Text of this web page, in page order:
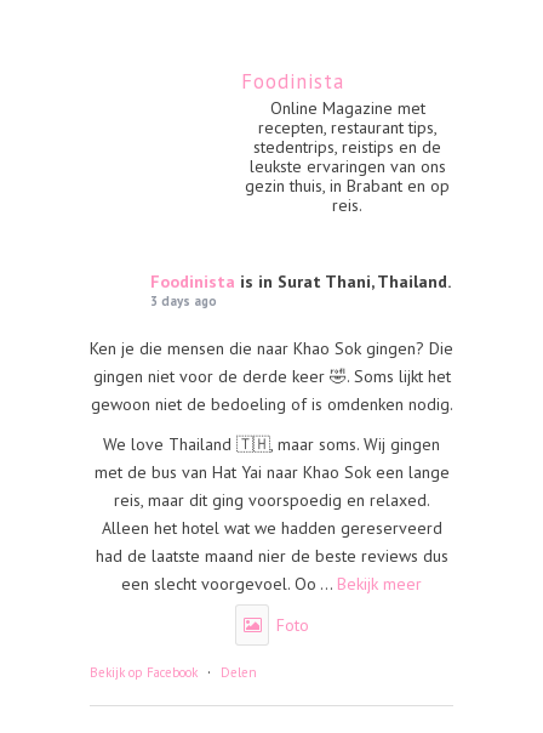
Foodinista
Online Magazine met
recepten, restaurant tips,
stedentrips, reistips en de
leukste ervaringen van ons
gezin thuis, in Brabant en op
reis.
Foodinista is in Surat Thani, Thailand.
3 days ago
Ken je die mensen die naar Khao Sok gingen? Die
gingen niet voor de derde keer 🤣. Soms lijkt het
gewoon niet de bedoeling of is omdenken nodig.
We love Thailand 🇹🇭, maar soms. Wij gingen
met de bus van Hat Yai naar Khao Sok een lange
reis, maar dit ging voorspoedig en relaxed.
Alleen het hotel wat we hadden gereserveerd
had de laatste maand nier de beste reviews dus
een slecht voorgevoel. Oo ... Bekijk meer
Foto
Bekijk op Facebook · Delen